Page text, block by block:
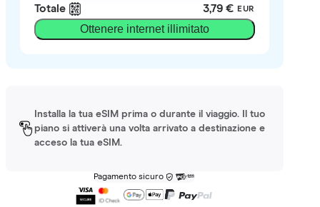
Totale 3,79 € EUR
Ottenere internet illimitato
Installa la tua eSIM prima o durante il viaggio. Il tuo
piano si attiverà una volta arrivato a destinazione e
acceso la tua eSIM.
Pagamento sicuro